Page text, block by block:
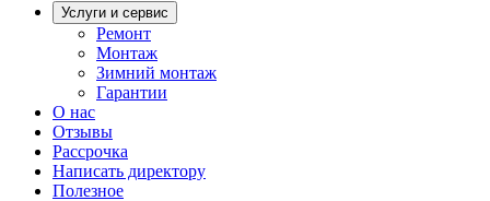
Услуги и сервис
Ремонт
Монтаж
Зимний монтаж
Гарантии
О нас
Отзывы
Рассрочка
Написать директору
Полезное